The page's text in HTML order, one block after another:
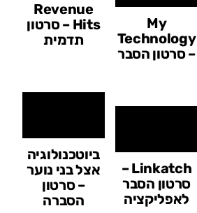
My
Technology
– סרטון הסבר
Revenue
Hits – סרטון
תדמית
Linkatch –
סרטון הסבר
לאפליקציה
ביוטכנולוגיה
אצל בני נוער
– סרטון
הסברה